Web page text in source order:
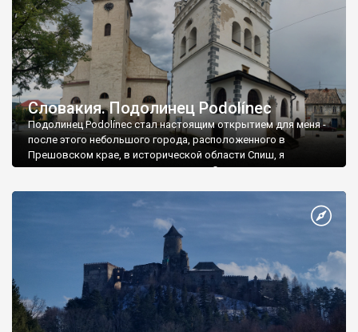
Словакия. Подолинец Podolínec
Подолинец Podolínec стал настоящим открытием для меня -
после этого небольшого города, расположенного в
Прешовском крае, в исторической области Спиш, я
кардинально изменил свое мнение о Словакии -